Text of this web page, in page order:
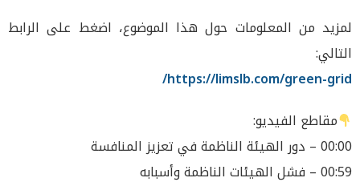
لمزيد من المعلومات حول هذا الموضوع، اضغط على الرابط
التالي:
https://limslb.com/green-grid/
مقاطع الفيديو:
00:00 – دور الهيئة الناظمة في تعزيز المنافسة
00:59 – فشل الهيئات الناظمة وأسبابه